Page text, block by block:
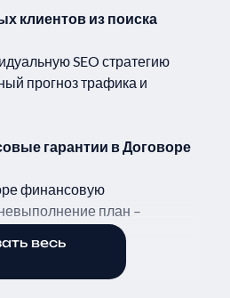
клиентов из поиска
SEO стратегию
прогноз трафика и
гарантии в Договоре
финансовую
план –
KPI
весь